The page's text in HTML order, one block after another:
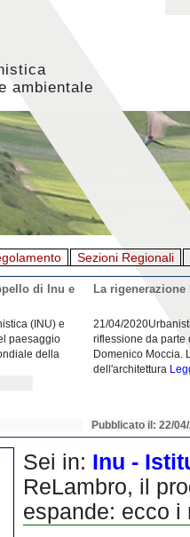
ambientale
Sezioni Regionali
di Inu e
(INU) e
paesaggio
della
La
21/04/
riflessione da parte
Domenico Moccia.
dell'architettura
Pubblicato il: 22/
Sei in: Inu -
ReLambro, il
espande: ecco i